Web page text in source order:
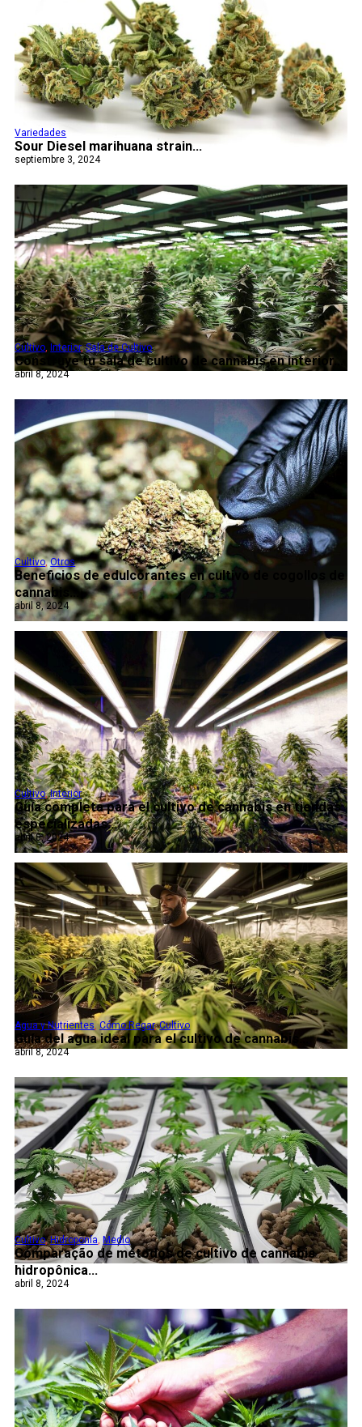
Sour Diesel marihuana strain...
Variedades
septiembre 3, 2024
Construye tu sala de cultivo de cannabis en interior...
Cultivo,Interior,Sala de Cultivo
abril 8, 2024
Beneficios de edulcorantes en cultivo de cogollos de
cannabis...
Cultivo,Otros
abril 8, 2024
Guía completa para el cultivo de cannabis en tiendas
especializadas...
Cultivo,Interior
abril 8, 2024
Guía del agua ideal para el cultivo de cannabis...
Agua y Nutrientes,Cómo Regar,Cultivo
abril 8, 2024
Comparação de métodos de cultivo de cannabis
hidropônica...
Cultivo,Hidroponía,Medio
abril 8, 2024